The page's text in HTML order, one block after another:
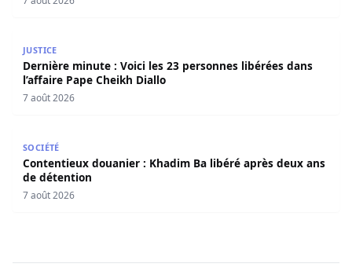
JUSTICE
Dernière minute : Voici les 23 personnes libérées dans
l’affaire Pape Cheikh Diallo
7 août 2026
SOCIÉTÉ
Contentieux douanier : Khadim Ba libéré après deux ans
de détention
7 août 2026